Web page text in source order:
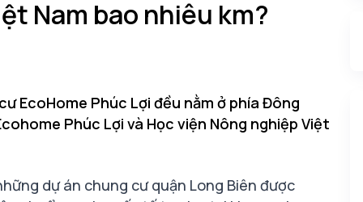
Nam bao nhiêu km?
EcoHome Phúc Lợi đều nằm ở phía Đông
Phúc Lợi và Học viện Nông nghiệp Việt
dự án chung cư quận Long Biên được